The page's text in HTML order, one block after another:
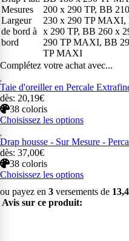
Mesures
Largeur
de bord à
bord
200 x 290 TP, BB
230 x 290 TP MAXI,
x 290 TP, BB 260 x
290 TP MAXI, BB
TP MAXI
Complétez votre achat avec...
Taie d'oreiller en Percale
dès: 20,19€
38 coloris
Choisissez les options
Drap housse - Sur Mesure -
dès: 37,00€
38 coloris
Choisissez les options
ou payez en 3 versements de
Avis sur ce produit: